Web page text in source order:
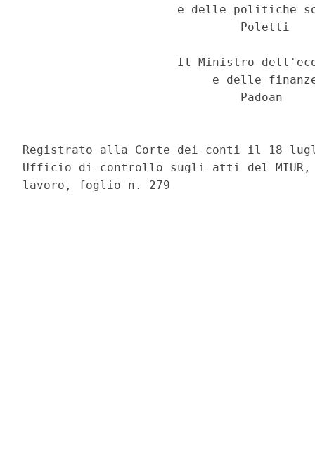
e delle politiche
                               Poletti
Il Ministro
e delle
                               Padoan
Registrato alla Corte dei conti il 18
Ufficio di controllo sugli atti del MIUR,